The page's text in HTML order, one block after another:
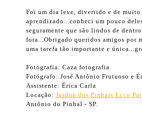
Foi um dia leve, divertido e de muito
aprendizado...conheci um pouco
seguramente que são lindos de dentro
fora...Obrigado queridos amigos por
uma tarefa tão importante e
Fotografia: Caza fotografia
Fotógrafo: José Antônio Frutuoso e
Assistente: Érica Carla
Locação: Jardim dos Pinhais Ecco
Antônio do Pinhal - SP.